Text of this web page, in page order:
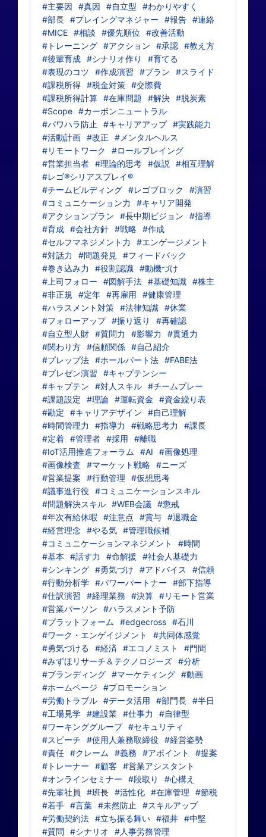
#主要因 #真因 #自立型
#わかりやすく
#部長 #プレイングマネジャー #報告 #連絡
#MICE #相談 #優先順位
#改善活動
#トレーニング #アクション #承認 #教え方
#後輩育成 #シナリオ作り
#育てる
#表現のコツ
#作成演習 #プラン
#スライド
#課税所得 #税金対策 #交際費
#課税所得計算 #在庫問題 #解決 #脱炭素
#Scope #カーボンニュートラル
#パワハラ防止
#キャリアアップ #実践能力
#活動計画 #改正
#メンタルヘルス
#リモートワーク
#ロールプレイング
#営業担当者 #理論的思考 #仮説
#相互理解
#レゴ®シリアスプレイ®
#チームビルディング #レゴブロック
#演習
#コミュニケーション力
#キャリア開発
#アクションプラン
#長中期ビジョン
#指導
#育成 #会社方針 #戦略 #作成
#セルフマネジメント力
#エンゲージメント
#対話力
#問題発見
#フィードバック
#巻き込み力
#役割認識 #動機づけ
#上司フォロー
#図解手法 #基礎知識 #株主
#非正規
#定年 #再雇用
#健康管理
#ハラスメント対策 #法律知識 #休業
#フォローアップ #振り返り
#再確認
#自立型人財 #質問力 #影響力
#貫通力
#関わり方 #信頼関係 #自己紹介
#プレップ法 #ホールパート法 #FABE法
#プレゼン演習
#キャプテンシー
#キャプテン
#対人スキル #チームプレー
#課題設定
#理論 #運転資金
#資金繰り表
#勘定
#キャリアデザイン
#自己理解
#時間管理力
#指導力 #戦略思考力
#課長
#定着 #管理者 #採用
#離職
#IoT活用推進フォーラム
#AI
#画像処理
#画像検査
#マーケット戦略 #ニーズ
#営業提案
#行動管理
#仮想思考
#議事進行役 #コミュニケーションスキル
#問題解決スキル #WEB会議
#懲戒
#年次有給休暇
#注意点 #賞与 #退職金
#経営理念 #やる気 #管理職候補
#コミュニケーションマネジメント
#時間
#基本
#話す力 #命解援
#社会人基礎力
#シンキング #勇気づけ #アドバイス
#信頼
#行動分析学 #パワーパートナー
#部下指導
#仕訳演習
#経理業務 #決算 #リモート営業
#営業パーソン
#ハラスメント予防
#プラットフォーム
#edgecross #石川
#ワーク・エンゲイジメント
#共同体感覚
#勇気づける
#経済 #エコノミスト
#門間
#みずほリサーチ＆テクノロジーズ #分析
#ブランディング #マーケティング #動画
#ホームページ
#プロモーション
#労働トラブル #データ活用 #部門長 #半日
#工場見学 #建設業 #仕事力
#自律型
#ワーキンググループ #セキュリティ
#スピーチ
#使用人兼務取締役 #経営姿勢
#責任 #クレーム #義務 #アポイント
#提案
#トレーナー
#顧客
#営業アシスタント
#オンラインセミナー
#段取り
#心構え
#先輩社員
#班長 #活性化 #在庫管理
#節税
#若手 #言葉 #未然防止
#スキルアップ
#労働契約法 #立ち振る舞い #福井 #中堅
#質問
#シナリオ
#人事労務管理